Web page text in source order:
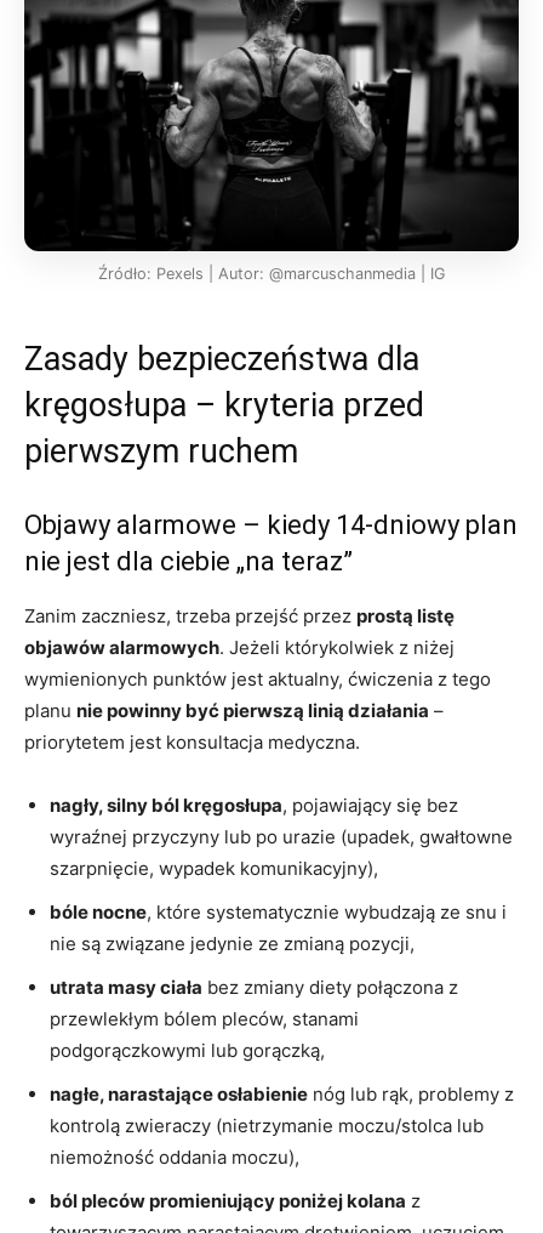
Źródło: Pexels | Autor: @marcuschanmedia | IG
Zasady bezpieczeństwa dla
kręgosłupa – kryteria przed
pierwszym ruchem
Objawy alarmowe – kiedy 14-dniowy plan
nie jest dla ciebie „na teraz”
Zanim zaczniesz, trzeba przejść przez prostą listę
objawów alarmowych. Jeżeli którykolwiek z niżej
wymienionych punktów jest aktualny, ćwiczenia z tego
planu nie powinny być pierwszą linią działania –
priorytetem jest konsultacja medyczna.
nagły, silny ból kręgosłupa, pojawiający się bez
wyraźnej przyczyny lub po urazie (upadek, gwałtowne
szarpnięcie, wypadek komunikacyjny),
bóle nocne, które systematycznie wybudzają ze snu i
nie są związane jedynie ze zmianą pozycji,
utrata masy ciała bez zmiany diety połączona z
przewlekłym bólem pleców, stanami
podgorączkowymi lub gorączką,
nagłe, narastające osłabienie nóg lub rąk, problemy z
kontrolą zwieraczy (nietrzymanie moczu/stolca lub
niemożność oddania moczu),
ból pleców promieniujący poniżej kolana z